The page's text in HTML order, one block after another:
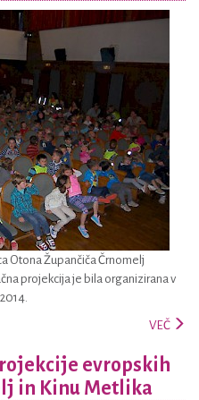
Otona Župančiča Črnomelj
projekcija je bila organizirana v
VEČ
evropskih
in Kinu Metlika